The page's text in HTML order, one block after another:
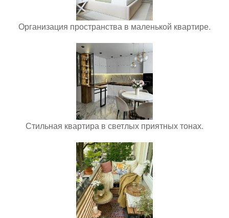
Организация пространства в маленькой квартире.
Стильная квартира в светлых приятных тонах.